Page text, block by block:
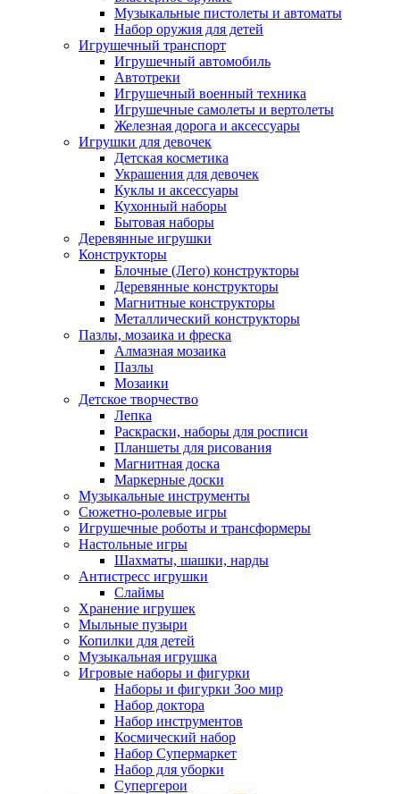
Музыкальные пистолеты и автоматы
Набор оружия для детей
Игрушечный транспорт
Игрушечный автомобиль
Aвтотреки
Игрушечный военный техника
Игрушечные самолеты и вертолеты
Железная дорога и аксессуары
Игрушки для девочек
Детская косметика
Украшения для девочек
Куклы и аксессуары
Кухонный наборы
Бытовая наборы
Деревянные игрушки
Конструкторы
Блочные (Лего) конструкторы
Деревянные конструкторы
Магнитные конструкторы
Металлический конструкторы
Пазлы, мозаика и фреска
Алмазная мозаика
Пазлы
Мозаики
Детское творчество
Лепка
Раскраски, наборы для росписи
Планшеты для рисования
Магнитная доска
Маркерные доски
Музыкальные инструменты
Сюжетно-ролевые игры
Игрушечные роботы и трансформеры
Настольные игры
Шахматы, шашки, нарды
Антистресс игрушки
Слаймы
Хранение игрушек
Мыльные пузыри
Копилки для детей
Музыкальная игрушка
Игровые наборы и фигурки
Наборы и фигурки Зоо мир
Набор доктора
Набор инструментов
Космический набор
Hабор Супермаркет
Набор для уборки
Супергерои